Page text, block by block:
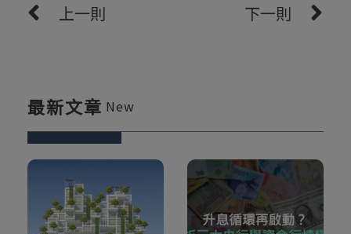
上一則 下一則
最新文章 New